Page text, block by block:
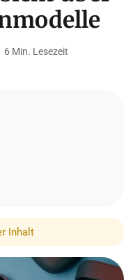
6 Min. Lesezeit
Inhalt